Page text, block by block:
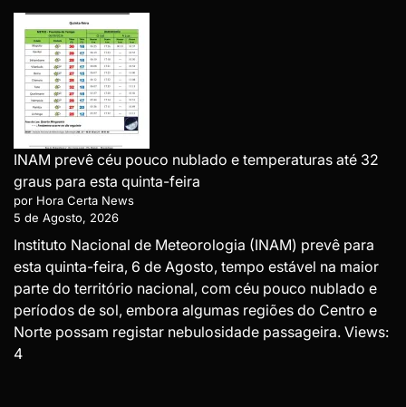
INAM prevê céu pouco nublado e temperaturas até 32
graus para esta quinta-feira
por Hora Certa News
5 de Agosto, 2026
Instituto Nacional de Meteorologia (INAM) prevê para
esta quinta-feira, 6 de Agosto, tempo estável na maior
parte do território nacional, com céu pouco nublado e
períodos de sol, embora algumas regiões do Centro e
Norte possam registar nebulosidade passageira. Views:
4